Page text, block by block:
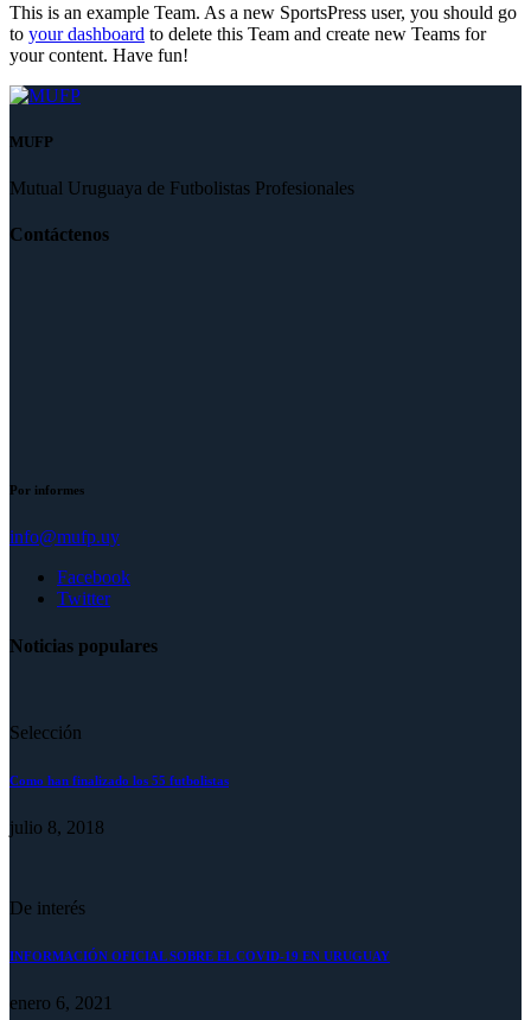
This is an example Team. As a new SportsPress user, you should go
to your dashboard to delete this Team and create new Teams for
your content. Have fun!
MUFP
Mutual Uruguaya de Futbolistas Profesionales
Contáctenos
Por informes
info@mufp.uy
Facebook
Twitter
Noticias populares
Selección
Como han finalizado los 55 futbolistas
julio 8, 2018
De interés
INFORMACIÓN OFICIAL SOBRE EL COVID-19 EN URUGUAY
enero 6, 2021